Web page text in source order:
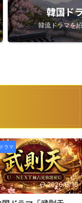
韓国ド
韓流ドラマを
ラマ
2026/6/16